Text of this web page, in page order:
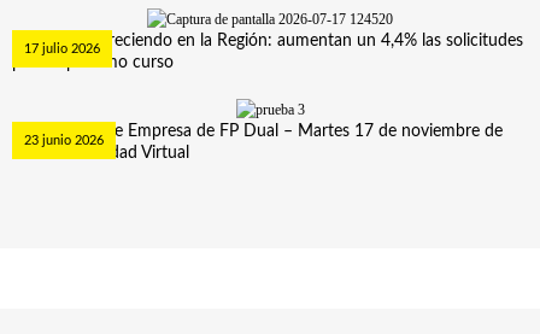
17 julio 2026
La FP sigue creciendo en la Región: aumentan un 4,4% las solicitudes
para el próximo curso
23 junio 2026
Curso Tutor de Empresa de FP Dual – Martes 17 de noviembre de
2026. Modalidad Virtual